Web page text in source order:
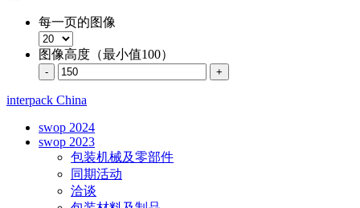
每一页的图像
图像高度（最小值100）
interpack China
swop 2024
swop 2023
包装机械及零部件
同期活动
洽谈